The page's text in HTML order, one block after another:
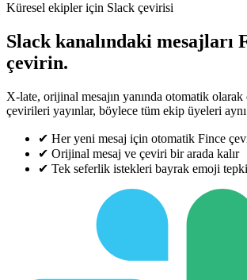
Küresel ekipler için Slack çevirisi
Slack kanalındaki mesajları
çevirin.
X-late, orijinal mesajın yanında otomatik
çevirileri yayınlar, böylece tüm ekip üyeleri
✔ Her yeni mesaj için otomatik Fince
✔ Orijinal mesaj ve çeviri bir arada kalır
✔ Tek seferlik istekleri bayrak emoji